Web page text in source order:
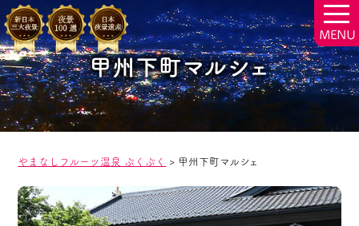
甲州下町マルシェ
やまなしフルーツ温泉 ぷくぷく > 甲州下町マルシェ